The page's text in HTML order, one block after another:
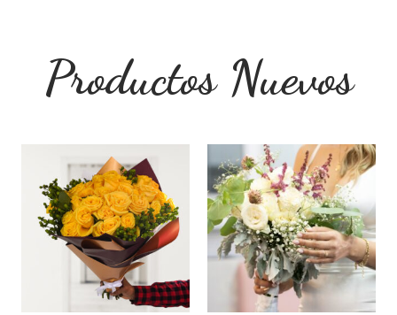
Productos Nuevos